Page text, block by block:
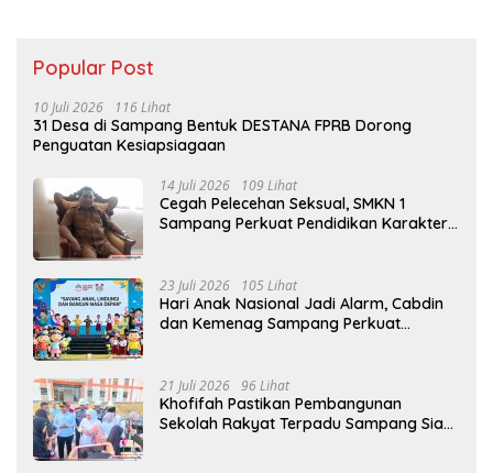
Popular Post
10 Juli 2026 116 Lihat
31 Desa di Sampang Bentuk DESTANA FPRB Dorong
Penguatan Kesiapsiagaan
14 Juli 2026 109 Lihat
Cegah Pelecehan Seksual, SMKN 1
Sampang Perkuat Pendidikan Karakter
23 Juli 2026 105 Lihat
Hari Anak Nasional Jadi Alarm, Cabdin
dan Kemenag Sampang Perkuat
21 Juli 2026 96 Lihat
Khofifah Pastikan Pembangunan
Sekolah Rakyat Terpadu Sampang Siap